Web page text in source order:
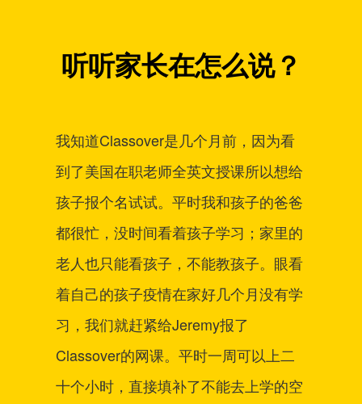
听听家长在怎么说？
我知道Classover是几个月前，因为看
到了美国在职老师全英文授课所以想给
孩子报个名试试。平时我和孩子的爸爸
都很忙，没时间看着孩子学习；家里的
老人也只能看孩子，不能教孩子。眼看
着自己的孩子疫情在家好几个月没有学
习，我们就赶紧给Jeremy报了
Classover的网课。平时一周可以上二
十个小时，直接填补了不能去上学的空